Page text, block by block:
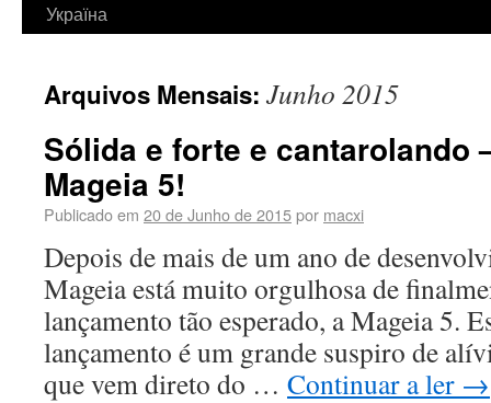
Україна
Arquivos Mensais: Junho 2015
Sólida e forte e cantarolando
Mageia 5!
Publicado em 20 de Junho de 2015por macxi
Depois de mais de um ano de
Mageia está muito orgulhosa de
lançamento tão esperado, a Mageia 5.
lançamento é um grande suspiro de
que vem direto do … Continuar a ler →